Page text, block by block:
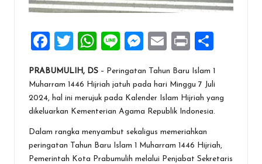
F
ce
b
o
o
k
T
tt
er
W
at
s
A
p
p
Li
e
M
se
n
g
er
E
ai
l
Pr
t
ar
e
PRABUMULIH, DS – Peringatan Tahun Baru Islam 1
Muharram 1446 Hijriah jatuh pada hari Minggu 7 Juli
2024, hal ini merujuk pada Kalender Islam Hijriah yang
dikeluarkan Kementerian Agama Republik Indonesia.
Dalam rangka menyambut sekaligus memeriahkan
peringatan Tahun Baru Islam 1 Muharram 1446 Hijriah,
Pemerintah Kota Prabumulih melalui Penjabat Sekretaris